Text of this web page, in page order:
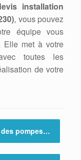
installation
, vous pouvez
équipe vous
Elle met à votre
toutes les
de votre
des pompes…